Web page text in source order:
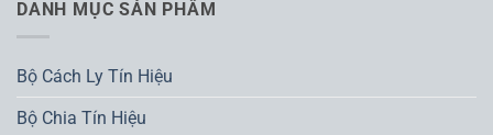
DANH MỤC SẢN PHẨM
Bộ Cách Ly Tín Hiệu
Bộ Chia Tín Hiệu